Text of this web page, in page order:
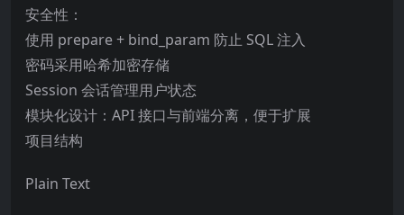
安全性：
使用 prepare + bind_param 防止 SQL 注入
密码采用哈希加密存储
Session 会话管理用户状态
模块化设计：API 接口与前端分离，便于扩展
项目结构
Plain Text